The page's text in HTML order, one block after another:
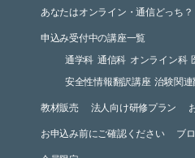
あなたはオンライン・通信どっち？
申込み受付中の講座一覧
通学科 通信科 オンライン科
安全性情報翻訳講座 治験関
教材販売 法人向け研修プラン
お申込み前にご確認ください ブ